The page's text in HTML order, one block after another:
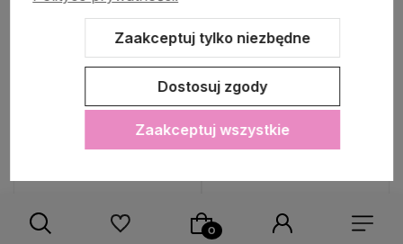
pikowana z kieszonkami
czarna
pikowana z kieszonkami
cappucino
Zaakceptuj tylko niezbędne
Dostosuj zgody
Zaakceptuj wszystkie